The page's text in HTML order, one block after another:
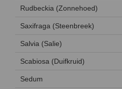
Rudbeckia (Zonnehoed)
Saxifraga (Steenbreek)
Salvia (Salie)
Scabiosa (Duifkruid)
Sedum